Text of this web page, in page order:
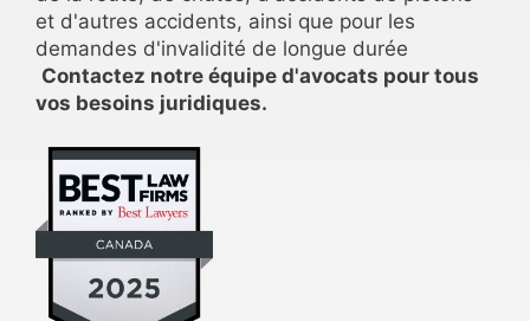
et d'autres accidents, ainsi que pour les
demandes d'invalidité de longue durée
Contactez notre équipe d'avocats pour tous
vos besoins juridiques.